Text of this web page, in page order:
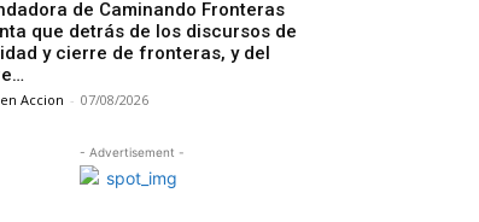
de Caminando Fronteras
que detrás de los discursos de
y cierre de fronteras, y del
Accion - 07/08/2026
- Advertisement -